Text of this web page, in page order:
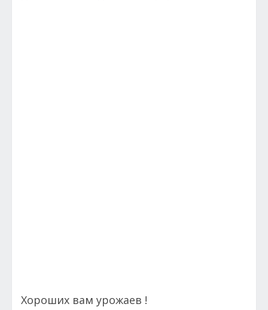
Хороших вам урожаев !